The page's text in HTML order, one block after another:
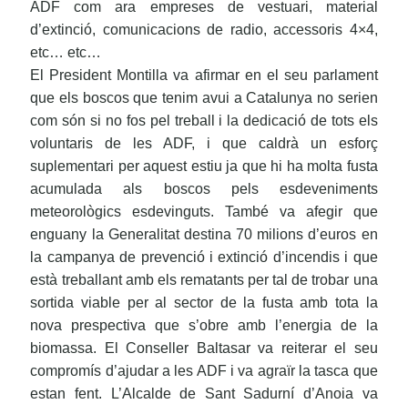
ADF com ara empreses de vestuari, material
d’extinció, comunicacions de radio, accessoris 4×4,
etc… etc…
El President Montilla va afirmar en el seu parlament
que els boscos que tenim avui a Catalunya no serien
com són si no fos pel treball i la dedicació de tots els
voluntaris de les ADF, i que caldrà un esforç
suplementari per aquest estiu ja que hi ha molta fusta
acumulada als boscos pels esdeveniments
meteorològics esdevinguts. També va afegir que
enguany la Generalitat destina 70 milions d’euros en
la campanya de prevenció i extinció d’incendis i que
està treballant amb els rematants per tal de trobar una
sortida viable per al sector de la fusta amb tota la
nova prespectiva que s’obre amb l’energia de la
biomassa.
El Conseller Baltasar va reiterar el seu
compromís d’ajudar a les ADF i va agraïr la tasca que
estan fent.
L’Alcalde de Sant Sadurní d’Anoia va